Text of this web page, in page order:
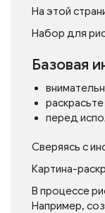
На этой
Набор для
Базовая
перед
Сверяясь с
Картина-
В процессе
Например,